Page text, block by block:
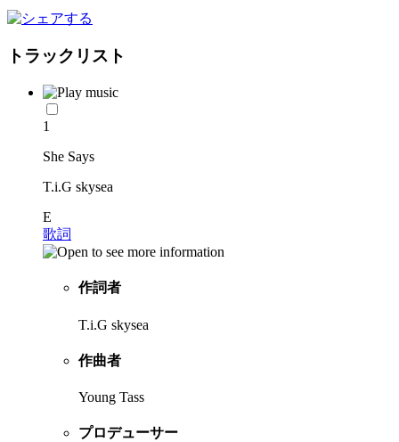
トラックリスト
1
She Says
T.i.G skysea
E
歌詞
作詞者
T.i.G skysea
作曲者
Young Tass
プロデューサー